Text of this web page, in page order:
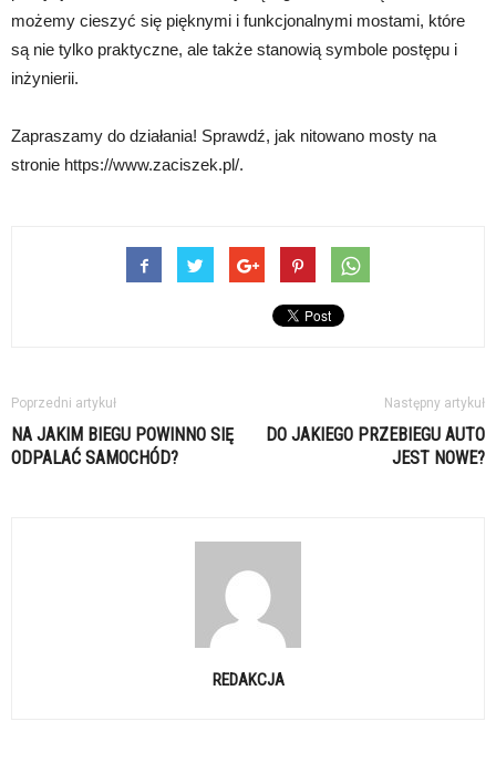
możemy cieszyć się pięknymi i funkcjonalnymi mostami, które
są nie tylko praktyczne, ale także stanowią symbole postępu i
inżynierii.
Zapraszamy do działania! Sprawdź, jak nitowano mosty na
stronie https://www.zaciszek.pl/.
Poprzedni artykuł
NA JAKIM BIEGU POWINNO SIĘ
ODPALAĆ SAMOCHÓD?
Następny artykuł
DO JAKIEGO PRZEBIEGU AUTO
JEST NOWE?
REDAKCJA